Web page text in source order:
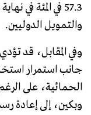
والتمويل الدوليين.
وفي المقابل، قد
جانب استمرار
الحمائية، على
وبكين، إلى إعادة